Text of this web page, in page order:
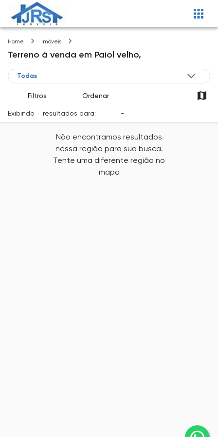
Home Imóveis
Terreno à venda em Paiol velho,
Filtros Ordenar
Exibindo resultados para: -
Não encontramos resultados
nessa região para sua busca.
Tente uma diferente região no
mapa